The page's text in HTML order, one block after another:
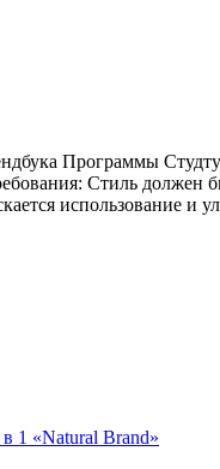
Программы
Стиль должен
использование
1 «Natural Brand»